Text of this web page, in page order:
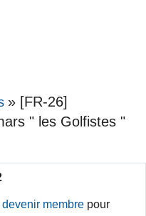
» [FR-26]
" les Golfistes "
devenir membre pour